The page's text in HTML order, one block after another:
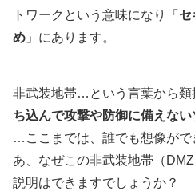
トワークという意味になり「 セ
め 」にあります。
非武装地帯…という言葉から類
ち込んで攻撃や防御に備えない
…ここまでは、誰でも想像がで
あ、なぜこの非武装地帯（
説明はできますでしょうか？